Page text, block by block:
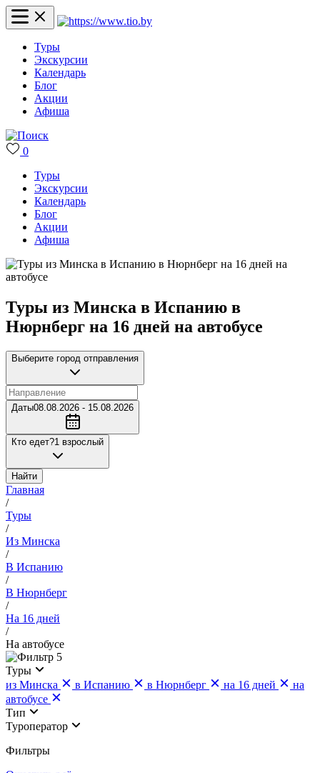
Туры
Экскурсии
Календарь
Блог
Акции
Афиша
0
Туры
Экскурсии
Календарь
Блог
Акции
Афиша
Туры из Минска в Испанию в
Нюрнберг на 16 дней на автобусе
Выберите город отправления
Даты08.08.2026 - 15.08.2026
Кто едет?1 взрослый
Найти
Главная
/
Туры
/
Из Минска
/
В Испанию
/
В Нюрнберг
/
На 16 дней
/
На автобусе
5
Туры
из Минска
в Испанию в Нюрнберг на 16 дней
на
автобусе
Тип
Туроператор
Фильтры